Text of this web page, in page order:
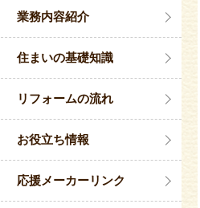
業務内容紹介
住まいの基礎知識
リフォームの流れ
お役立ち情報
応援メーカーリンク